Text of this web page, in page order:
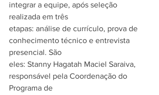
integrar a equipe, após seleção
realizada em três
etapas: análise de currículo, prova de
conhecimento técnico e entrevista
presencial. São
eles: Stanny Hagatah Maciel Saraiva,
responsável pela Coordenação do
Programa de